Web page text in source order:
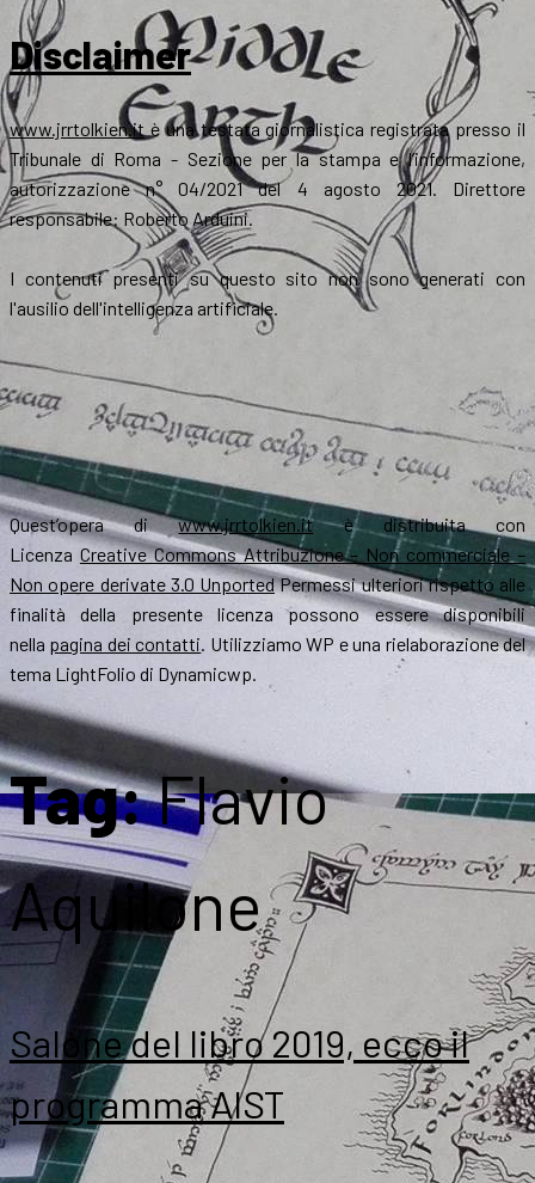
Disclaimer
www.jrrtolkien.itè una testata giornalistica registrata presso il
Tribunale di Roma - Sezione per la stampa e l’informazione,
autorizzazione n° 04/2021 del 4 agosto 2021. Direttore
responsabile: Roberto Arduini.
I contenuti presenti su questo sito non sono generati con
l'ausilio dell'intelligenza artificiale.
Quest’opera diwww.jrrtolkien.itè distribuita con
Licenza Creative Commons Attribuzione – Non commerciale –
Non opere derivate 3.0 UnportedPermessi ulteriori rispetto alle
finalità della presente licenza possono essere disponibili
nella pagina dei contatti. Utilizziamo WP e una rielaborazione del
tema LightFolio di Dynamicwp.
Tag:Flavio
Aquilone
Salone del libro 2019, ecco il
programma AIST